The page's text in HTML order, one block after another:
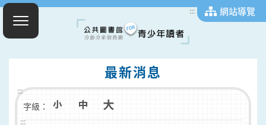
::: 網站導覽
最新消息
:::
字級：
:::